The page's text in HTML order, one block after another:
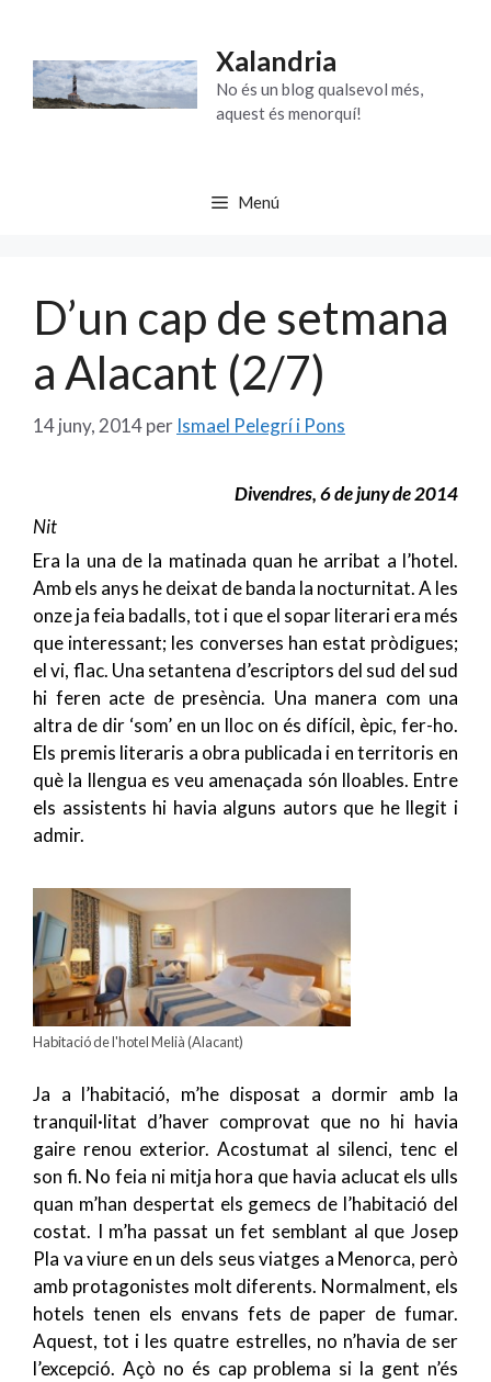
contingut
Xalandria
No és un blog qualsevol més,
aquest és menorquí!
Menú
D’un cap de setmana
a Alacant (2/7)
14 juny, 2014per Ismael Pelegrí i Pons
Divendres, 6 de juny de 2014
Nit
Era la una de la matinada quan he arribat a l’hotel.
Amb els anys he deixat de banda la nocturnitat. A les
onze ja feia badalls, tot i que el sopar literari era més
que interessant; les converses han estat pròdigues;
el vi, flac. Una setantena d’escriptors del sud del sud
hi feren acte de presència. Una manera com una
altra de dir ‘som’ en un lloc on és difícil, èpic, fer-ho.
Els premis literaris a obra publicada i en territoris en
què la llengua es veu amenaçada són lloables. Entre
els assistents hi havia alguns autors que he llegit i
admir.
Habitació de l'hotel Melià (Alacant)
Ja a l’habitació, m’he disposat a dormir amb la
tranquil·litat d’haver comprovat que no hi havia
gaire renou exterior. Acostumat al silenci, tenc el
son fi. No feia ni mitja hora que havia aclucat els ulls
quan m’han despertat els gemecs de l’habitació del
costat. I m’ha passat un fet semblant al que Josep
Pla va viure en un dels seus viatges a Menorca, però
amb protagonistes molt diferents. Normalment, els
hotels tenen els envans fets de paper de fumar.
Aquest, tot i les quatre estrelles, no n’havia de ser
l’excepció. Açò no és cap problema si la gent n’és